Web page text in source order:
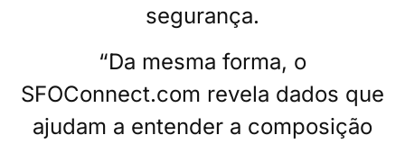
segurança.
“Da mesma forma, o
SFOConnect.com revela dados que
ajudam a entender a composição